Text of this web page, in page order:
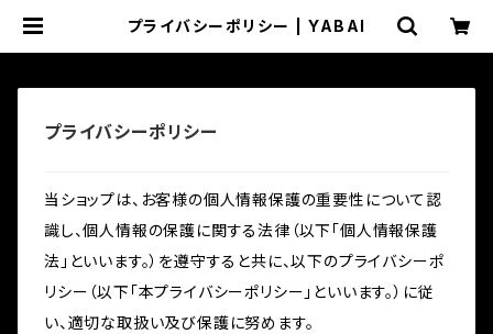
プライバシーポリシー | YABAI
プライバシーポリシー
当ショップは、お客様の個人情報保護の重要性について認
識し、個人情報の保護に関する法律（以下「個人情報保護
法」といいます。）を遵守すると共に、以下のプライバシーポ
リシー（以下「本プライバシーポリシー」といいます。）に従
い、適切な取扱い及び保護に努めます。